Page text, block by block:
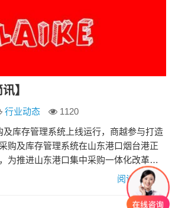
】
行业动态
1120
及库存管理系统上线运行，商越参与打造
购及库存管理系统在山东港口烟台港正
为推进山东港口集中采购一体化改革，
台涵盖计划中心和数据中心两大中心，目
网上商城”已在全港上线运行。 2、快手快
处理功能上线 近日，快手电商上线快分
阅读更多»